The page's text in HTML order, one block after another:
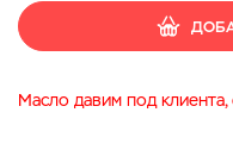
Масло давим под